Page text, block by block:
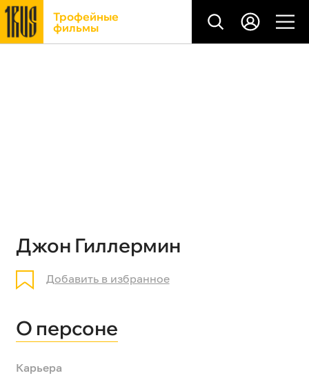
Трофейные
фильмы
Джон Гиллермин
Добавить в избранное
О персоне
Карьера